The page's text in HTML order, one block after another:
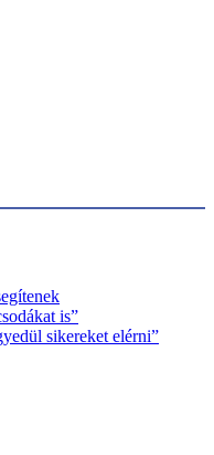
is”
sikereket elérni”